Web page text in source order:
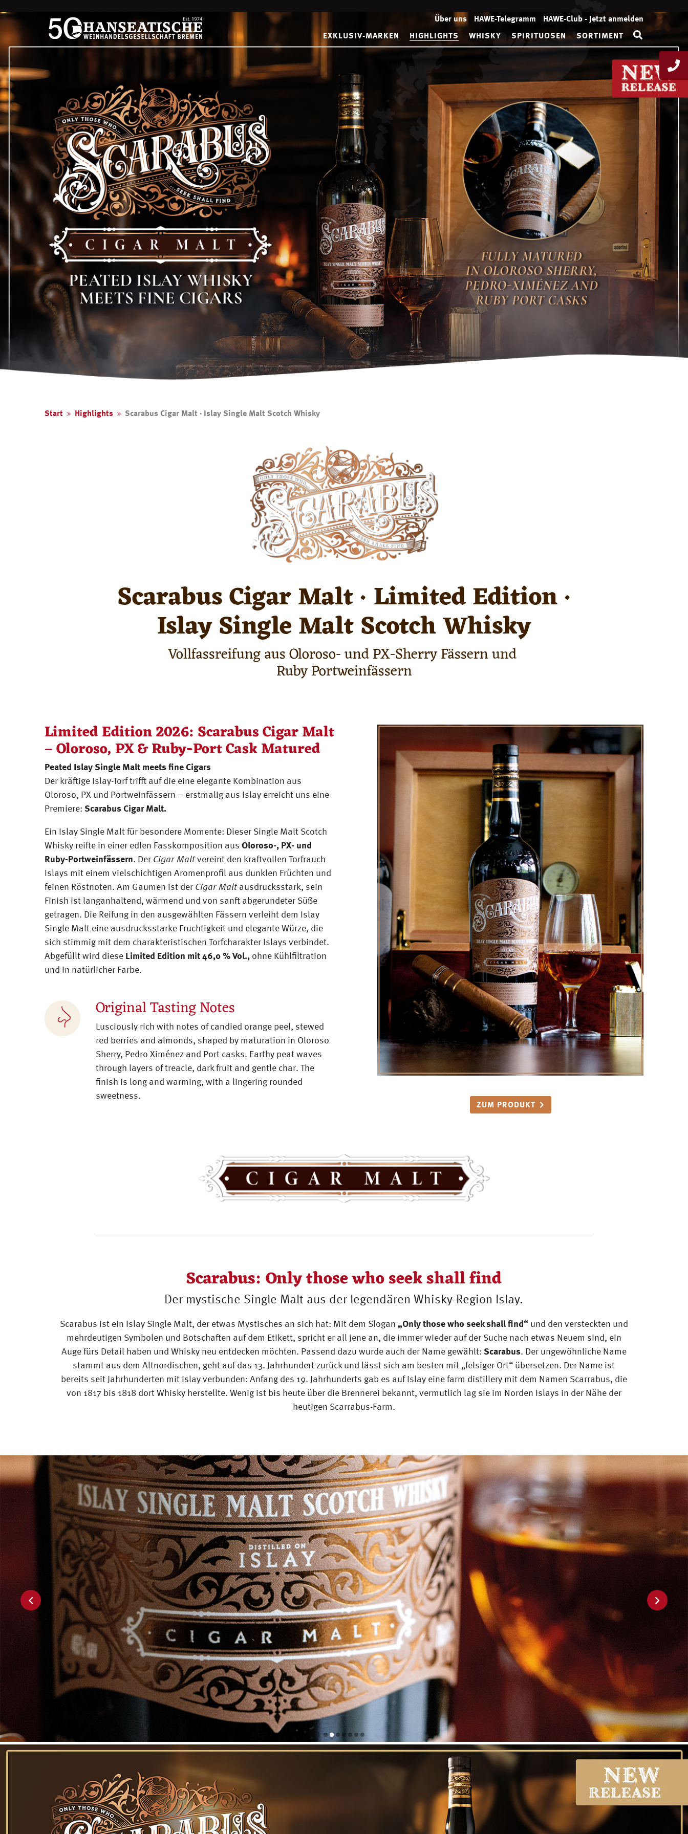
Über uns HAWE-Telegramm HAWE-Club - Jetzt anmelden
EXKLUSIV-MARKEN HIGHLIGHTS WHISKY SPIRITUOSEN SORTIMENT
Start Highlights Scarabus Cigar Malt · Islay Single Malt Scotch Whisky
Scarabus Cigar Malt· Limited Edition ·
Islay Single Malt Scotch Whisky
Vollfassreifung aus Oloroso- und PX-Sherry Fässern und
Ruby Portweinfässern
Limited Edition 2026: Scarabus Cigar Malt
– Oloroso, PX & Ruby-Port Cask Matured
Peated Islay Single Malt meets fine Cigars
Der kräftige Islay-Torf trifft auf die eine elegante Kombination aus
Oloroso, PX und Portweinfässern – erstmalig aus Islay erreicht uns eine
Premiere: Scarabus Cigar Malt.
Ein Islay Single Malt für besondere Momente: Dieser Single Malt Scotch
Whisky reifte in einer edlen Fasskomposition aus Oloroso-, PX- und
Ruby-Portweinfässern. Der Cigar Maltvereint den kraftvollen Torfrauch
Islays mit einem vielschichtigen Aromenprofil aus dunklen Früchten und
feinen Röstnoten. Am Gaumen ist der Cigar Maltausdrucksstark, sein
Finish ist langanhaltend, wärmend und von sanft abgerundeter Süße
getragen. Die Reifung in den ausgewählten Fässern verleiht dem Islay
Single Malt eine ausdrucksstarke Fruchtigkeit und elegante Würze, die
sich stimmig mit dem charakteristischen Torfcharakter Islays verbindet.
Abgefüllt wird diese Limited Edition mit 46,0 % Vol., ohne Kühlfiltration
und in natürlicher Farbe.
Original Tasting Notes
Lusciously rich with notes of candied orange peel, stewed
red berries and almonds, shaped by maturation in Oloroso
Sherry, Pedro Ximénez and Port casks. Earthy peat waves
through layers of treacle, dark fruit and gentle char. The
finish is long and warming, with a lingering rounded
sweetness.
ZUM PRODUKT
Scarabus: Only those who seek shall find
Der mystische Single Malt aus der legendären Whisky-Region Islay.
Scarabus ist ein Islay Single Malt, der etwas Mystisches an sich hat: Mit dem Slogan „Only those who seek shall find“ und den versteckten und
mehrdeutigen Symbolen und Botschaften auf dem Etikett, spricht er all jene an, die immer wieder auf der Suche nach etwas Neuem sind, ein
Auge fürs Detail haben und Whisky neu entdecken möchten. Passend dazu wurde auch der Name gewählt: Scarabus. Der ungewöhnliche Name
stammt aus dem Altnordischen, geht auf das 13. Jahrhundert zurück und lässt sich am besten mit „felsiger Ort“ übersetzen. Der Name ist
bereits seit Jahrhunderten mit Islay verbunden: Anfang des 19. Jahrhunderts gab es auf Islay eine farm distillery mit dem Namen Scarrabus, die
von 1817 bis 1818 dort Whisky herstellte. Wenig ist bis heute über die Brennerei bekannt, vermutlich lag sie im Norden Islays in der Nähe der
heutigen Scarrabus-Farm.